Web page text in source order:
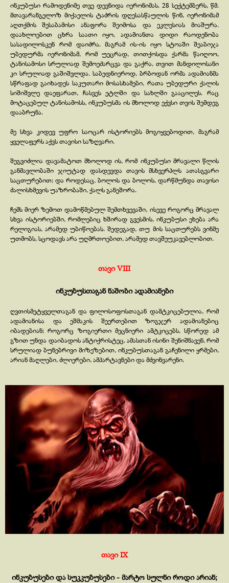
ინკუბუსი რამოდენიმე თვე დევნიდა იერონიმას. 28 სექტემბერს, წმ.
მთავარანგელოზ მიქაელის ტაძრის დღესასწაულის წინ, იერონიმამ
აღთქმის შესაბამისი ანაფორა შეიმოსა და ეკლესიას მიაშურა.
დაახლოებით ცხრა საათი იყო, ადამიანთა დიდი რაოდენობა
სასადილოსკენ რომ დაიძრა. მაგრამ ის-ის იყო სტოაში შეაბიჯა
უბედურმა იერონიმამ, რომ უეცრად, თითქოსდა ქარმა წაიღოო,
ტანისამოსი სრულიად შემოეძარცვა და გაქრა, თვით მანდილოსანი
კი სრულიად გაშიშვლდა. საბედნიეროდ, ბრბოდან ორმა ადამიანმა
სწრაფად გაიხადეს საკუთარი მოსასხამები, რათა უბედური ქალის
სიშიშვლე დაეფარათ, ჩასვეს ეტლში და სახლში გააცილეს. რაც
მოტაცებულ ტანისამოსს, ინკუბუსმა ის მხოლოდ ექვსი თვის შემდეგ
დააბრუნა.
მე სხვა კიდევ უფრო საოცარ ისტორიებს მოგიყვებოდით, მაგრამ
ყველაფერს აქვს თავისი საზღვარი.
შეგვიძლია დავამატოთ მხოლოდ ის, რომ ინკუბუსი მრავალი წლის
განმავლობაში ჯიუტად დასდევდა თავის მსხვერპლს ათასგვარი
საცთურებით; და როდესაც, ბოლოს და ბოლოს, დარწმუნდა თავისი
ძალისხმევის უაზრობაში, ქალს განეშორა.
ჩემს მიერ ზემოთ დამოწმებულ შემთხვევაში, ისევე როგორც მრავალ
სხვა ისტორიებში, რომლებიც ხშირად გვესმის, ინკუბუსი ეხება არა
რელიგიას, არამედ უბიწოებას. შედეგად, თუ მის საცთურებს ვინმე
უთმობს, სცოდავს არა უღმრთოებით, არამედ თავშეუკავებლობით.
თავი VIII
ინკუბუსთაგან ნაშობი ადამიანები
ღვთისმეტყველთაგან და ფილოსოფოსთაგან დამტკიცებულია, რომ
ადამიანისა და ეშმაკის შეერთებით ზოგჯერ ადამიანებიც
იბადებიან; როგორც ზოგიერთი მეცნიერი ამტკიცებს, სწორედ ამ
გზით უნდა დაიბადოს ანტიქრისტეც. ამასთან ისინი შენიშნავენ, რომ
სრულიად ბუნებრივი მიზეზებით, ინკუბუსთაგან გაჩენილი ყრმები,
არიან მაღლები, ძლიერები, ამპარტავნები და მძვინვარენი.
თავი IX
ინკუბუსები და სუკკუბუსები - მარტო სულნი როდი არიან;